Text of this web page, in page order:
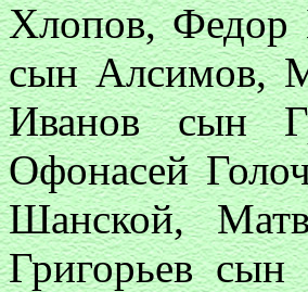
Хлопов, Федор
сын Алсимов,
Иванов сын
Офонасей
Шанской,
Григорьев